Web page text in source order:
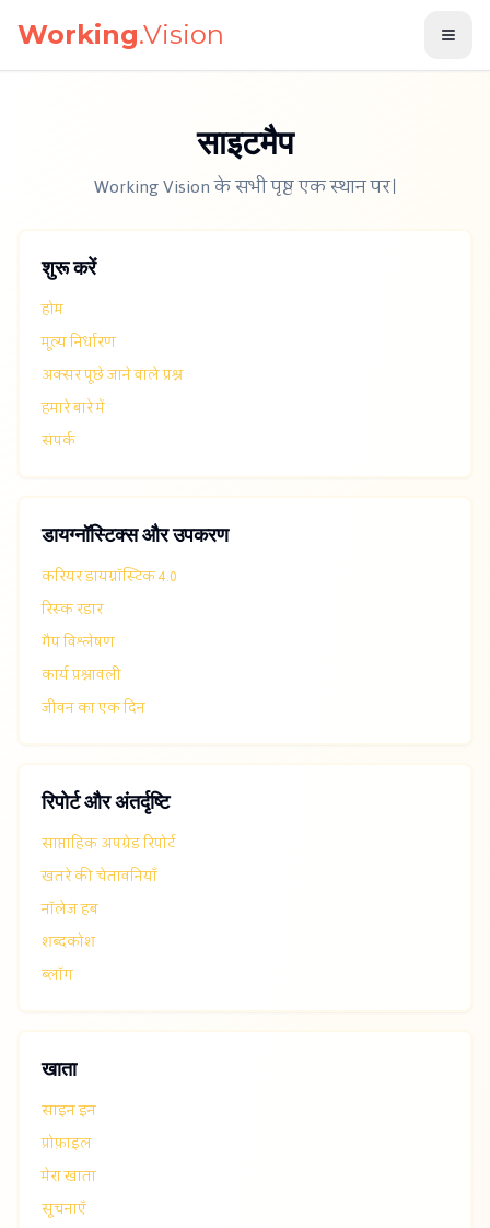
Working.Vision
साइटमैप
Working Vision के सभी पृष्ठ एक स्थान पर।
शुरू करें
होम
मूल्य निर्धारण
अक्सर पूछे जाने वाले प्रश्न
हमारे बारे में
संपर्क
डायग्नॉस्टिक्स और उपकरण
करियर डायग्नॉस्टिक 4.0
रिस्क रडार
गैप विश्लेषण
कार्य प्रश्नावली
जीवन का एक दिन
रिपोर्ट और अंतर्दृष्टि
साप्ताहिक अपग्रेड रिपोर्ट
खतरे की चेतावनियाँ
नॉलेज हब
शब्दकोश
ब्लॉग
खाता
साइन इन
प्रोफ़ाइल
मेरा खाता
सूचनाएँ